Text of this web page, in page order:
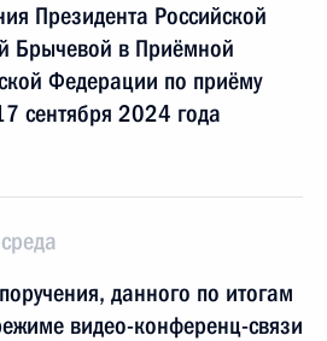
Президента Российской
Брычевой в Приёмной
Федерации по приёму
сентября 2024 года
данного по итогам
видео-конференц-связи